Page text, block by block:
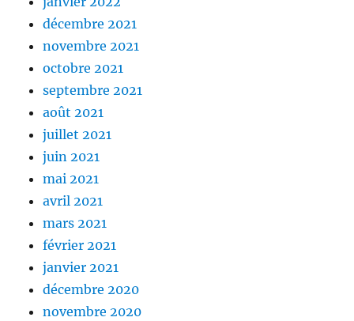
décembre 2021
novembre 2021
octobre 2021
septembre 2021
août 2021
juillet 2021
juin 2021
mai 2021
avril 2021
mars 2021
février 2021
janvier 2021
décembre 2020
novembre 2020